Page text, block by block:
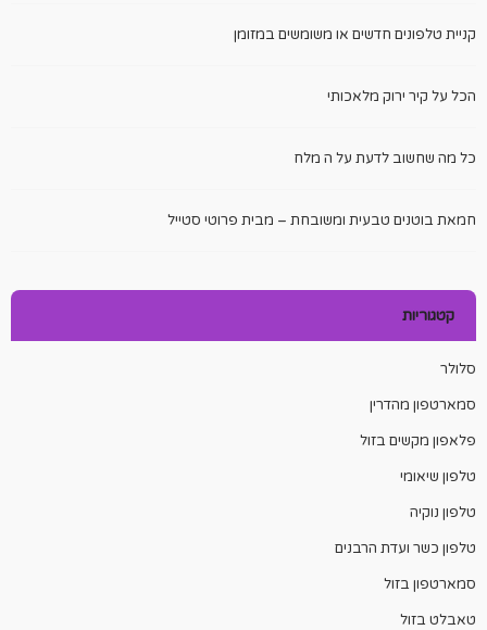
קניית טלפונים חדשים או משומשים במזומן
הכל על קיר ירוק מלאכותי
כל מה שחשוב לדעת על ה מלח
חמאת בוטנים טבעית ומשובחת – מבית פרוטי סטייל
קטגוריות
סלולר
סמארטפון מהדרין
פלאפון מקשים בזול
טלפון שיאומי
טלפון נוקיה
טלפון כשר ועדת הרבנים
סמארטפון בזול
טאבלט בזול